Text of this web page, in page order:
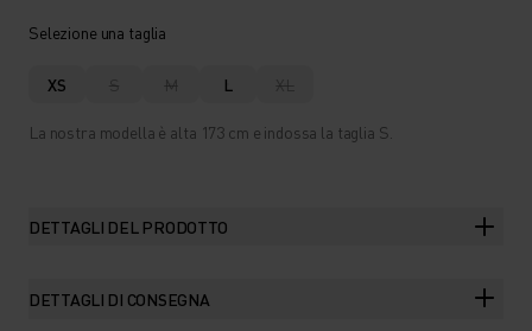
Selezione una taglia
XS S M L XL
La nostra modella è alta 173 cm e indossa la taglia S.
DETTAGLI DEL PRODOTTO
DETTAGLI DI CONSEGNA